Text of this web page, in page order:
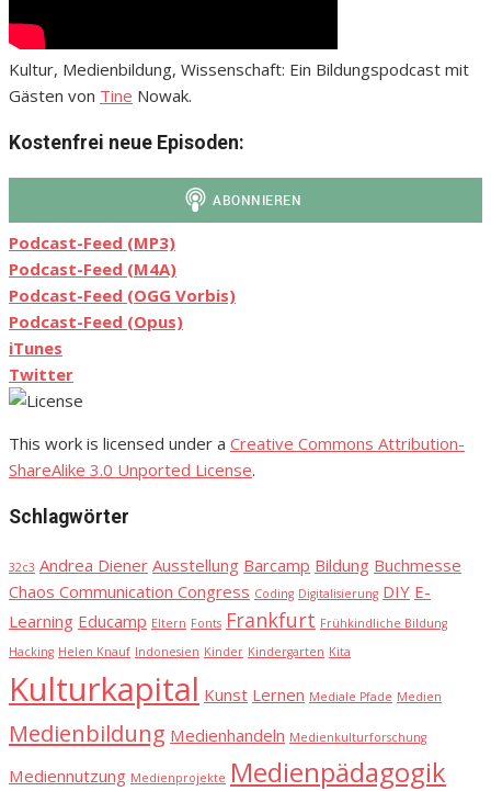
Kultur, Medienbildung, Wissenschaft: Ein Bildungspodcast mit
Gästen von Tine Nowak.
Kostenfrei neue Episoden:
Podcast-Feed (MP3)
Podcast-Feed (M4A)
Podcast-Feed (OGG Vorbis)
Podcast-Feed (Opus)
iTunes
Twitter
This work is licensed under a Creative Commons Attribution-
ShareAlike 3.0 Unported License.
Schlagwörter
32c3 Andrea Diener Ausstellung Barcamp Bildung Buchmesse
Chaos Communication Congress Coding Digitalisierung DIY E-
Learning Educamp Eltern Fonts Frankfurt Frühkindliche Bildung
Hacking Helen Knauf Indonesien Kinder Kindergarten Kita
Kulturkapital Kunst Lernen Mediale Pfade Medien
Medienbildung Medienhandeln Medienkulturforschung
Mediennutzung Medienprojekte Medienpädagogik